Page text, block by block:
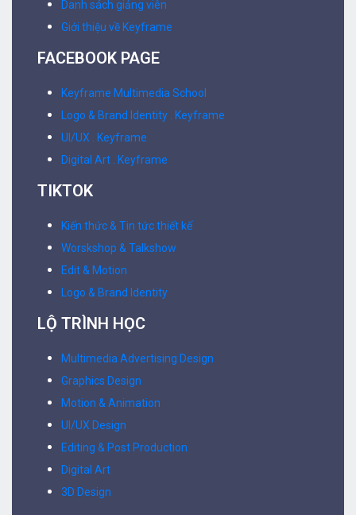
Danh sách giảng viên
Giới thiệu về Keyframe
FACEBOOK PAGE
Keyframe Multimedia School
Logo & Brand Identity . Keyframe
UI/UX . Keyframe
Digital Art . Keyframe
TIKTOK
Kiến thức & Tin tức thiết kế
Worskshop & Talkshow
Edit & Motion
Logo & Brand Identity
LỘ TRÌNH HỌC
Multimedia Advertising Design
Graphics Design
Motion & Animation
UI/UX Design
Editing & Post Production
Digital Art
3D Design